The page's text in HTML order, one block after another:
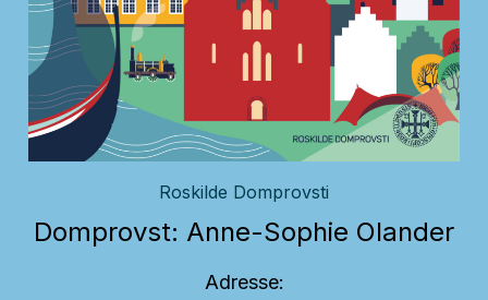
Roskilde Domprovsti
Domprovst: Anne-Sophie Olander
Adresse: